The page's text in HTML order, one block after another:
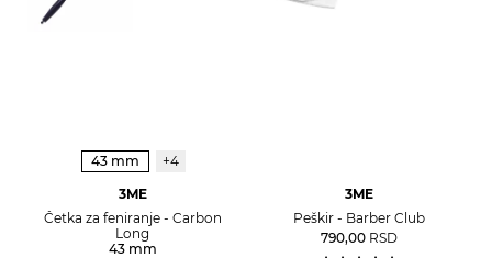
43 mm
+4
3ME
Četka za feniranje - Carbon
Long
43 mm
3ME
Peškir - Barber Club
790,00 RSD